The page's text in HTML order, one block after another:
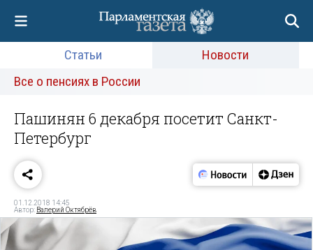
Статьи
Новости
Все о пенсиях в России
Пашинян 6 декабря посетит Санкт-
Петербург
01.12.2018 14:45
Автор: Валерий Октябрёв